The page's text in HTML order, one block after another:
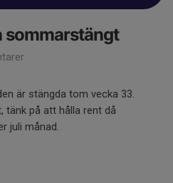
sommarstängt
är stängda tom vecka 33.
tänk på att hålla rent då
juli månad.